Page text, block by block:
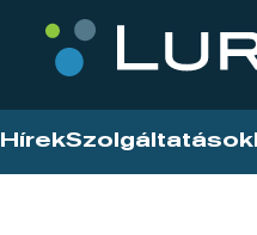
HírekSzolgáltatások